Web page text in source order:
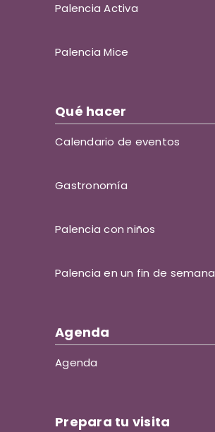
Palencia Activa
Palencia Mice
Qué hacer
Calendario de eventos
Gastronomía
Palencia con niños
Palencia en un fin de semana
Agenda
Agenda
Prepara tu visita